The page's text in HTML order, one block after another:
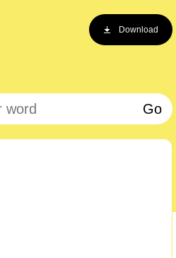
Download
Go